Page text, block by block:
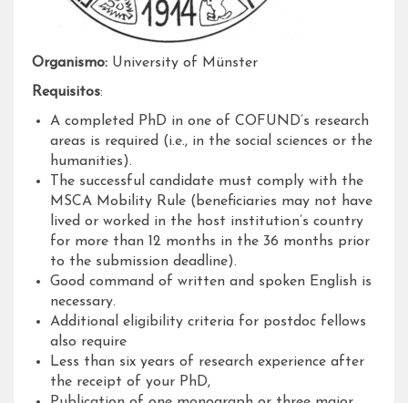
Organismo: University of Münster
Requisitos:
A completed PhD in one of COFUND’s research
areas is required (i.e., in the social sciences or the
humanities).
The successful candidate must comply with the
MSCA Mobility Rule (beneficiaries may not have
lived or worked in the host institution’s country
for more than 12 months in the 36 months prior
to the submission deadline).
Good command of written and spoken English is
necessary.
Additional eligibility criteria for postdoc fellows
also require
Less than six years of research experience after
the receipt of your PhD,